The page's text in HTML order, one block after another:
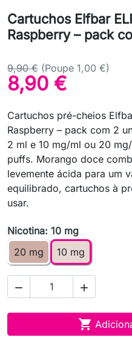
Cartuchos Elfbar
Raspberry – pack
9,90 € (Poupe 1,00 €)
8,90 €
Cartuchos pré-cheios
Raspberry – pack com 2
2 ml e 10 mg/ml ou 20
puffs. Morango doce
levemente ácida para um
equilibrado, cartuchos à
usar.
Nicotina: 10 mg
20 mg
10 mg
 
